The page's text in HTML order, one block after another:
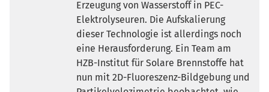
Erzeugung von Wasserstoff in PEC-
Elektrolyseuren. Die Aufskalierung
dieser Technologie ist allerdings noch
eine Herausforderung. Ein Team am
HZB-Institut für Solare Brennstoffe hat
nun mit 2D-Fluoreszenz-Bildgebung und